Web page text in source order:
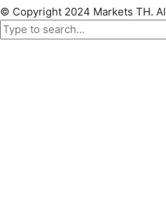
© Copyright 2024 Markets TH.